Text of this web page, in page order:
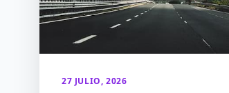
27 JULIO, 2026